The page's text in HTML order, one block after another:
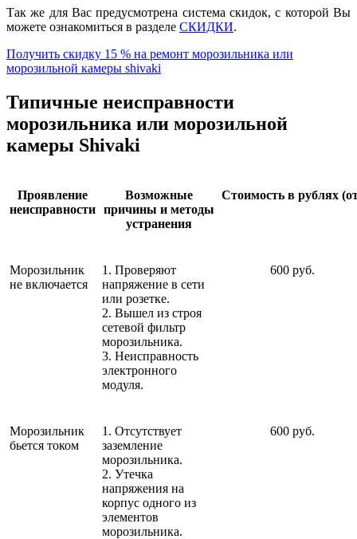
Так же для Вас предусмотрена система скидок, с которой Вы
можете ознакомиться в разделе СКИДКИ.
Получить скидку 15 % на ремонт морозильника или
морозильной камеры shivaki
Типичные неисправности
морозильника или морозильной
камеры Shivaki
Проявление
неисправности
Возможные
причины и методы
устранения
Стоимость в рублях
Морозильник
не включается
1. Проверяют
напряжение в сети
или розетке.
2. Вышел из строя
сетевой фильтр
морозильника.
3. Неисправность
электронного
модуля.
600 руб.
Морозильник
бьется током
1. Отсутствует
заземление
морозильника.
2. Утечка
напряжения на
корпус одного из
элементов
морозильника.
600 руб.